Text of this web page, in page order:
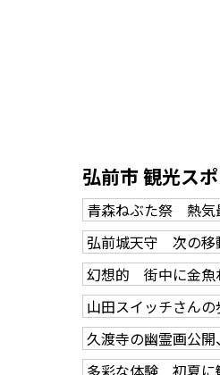
弘前市 観光ス
青森ねぶた祭 熱気
弘前城天守 次の移
幻想的 街中に金魚
山田スイッチさん
久渡寺の幽霊画公
多彩な体験 初夏に